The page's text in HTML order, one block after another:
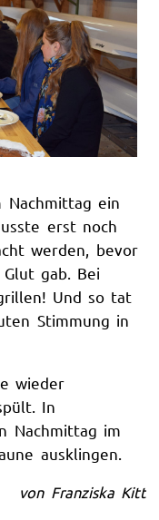
Nachmittag ein
erst noch
werden, bevor
gab. Bei
Und so tat
Stimmung in
wieder
In
Nachmittag im
ausklingen.
von Franziska Kitt